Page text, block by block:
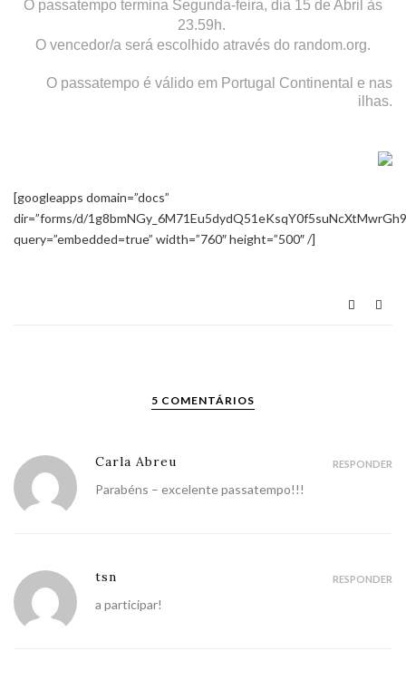
O passatempo termina Segunda-feira, dia 15 de Abril às
23.59h.
O vencedor/a será escolhido através do random.org.
O passatempo é válido em Portugal Continental e nas
ilhas.
[googleapps domain=”docs”
dir=”forms/d/
query=”embedded=true” width=”760″ height=”500″ /]
5 COMENTÁRIOS
Carla Abreu
Parabéns – excelente passatempo!!!
RESPONDER
tsn
a participar!
RESPONDER